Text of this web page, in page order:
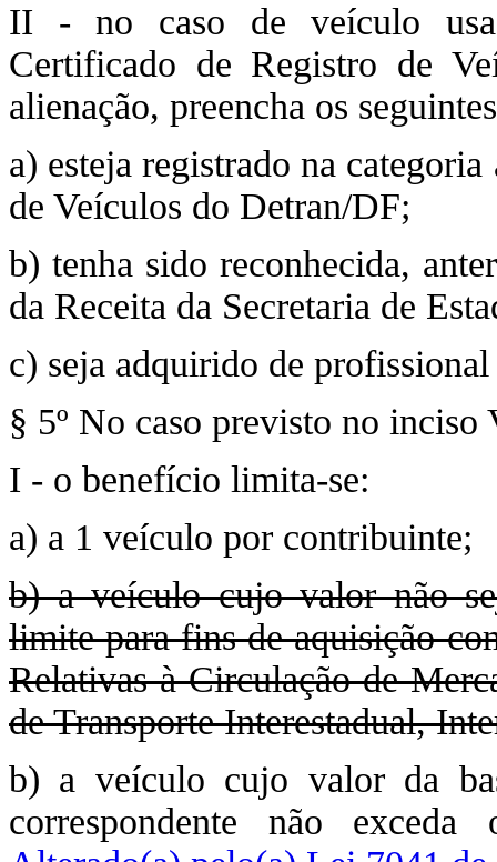
II - no caso de veículo
Certificado de Registro de
alienação, preencha os
a) esteja registrado na
de Veículos do Detran/DF;
b) tenha sido reconhecida,
da Receita da Secretaria de
c) seja adquirido de
§ 5º No caso previsto no inciso
I - o benefício limita-se:
a) a 1 veículo por contribuinte;
b) a veículo cujo valor não
limite para fins de aquisição
Relativas à Circulação de
de Transporte Interestadual,
b) a veículo cujo valor da
correspondente não